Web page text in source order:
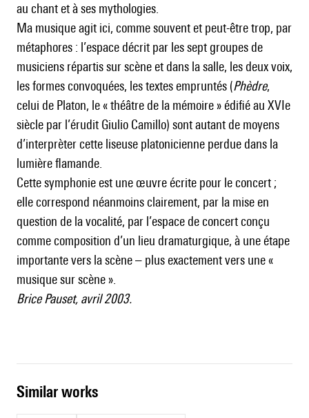
au chant et à ses mythologies.
Ma musique agit ici, comme souvent et peut-être trop, par
métaphores : l’espace décrit par les sept groupes de
musiciens répartis sur scène et dans la salle, les deux voix,
les formes convoquées, les textes empruntés (Phèdre,
celui de Platon, le « théâtre de la mémoire » édifié au XVIe
siècle par l’érudit Giulio Camillo) sont autant de moyens
d’interprèter cette liseuse platonicienne perdue dans la
lumière flamande.
Cette symphonie est une œuvre écrite pour le concert ;
elle correspond néanmoins clairement, par la mise en
question de la vocalité, par l’espace de concert conçu
comme composition d’un lieu dramaturgique, à une étape
importante vers la scène – plus exactement vers une «
musique sur scène ».
Brice Pauset, avril 2003.
similar works